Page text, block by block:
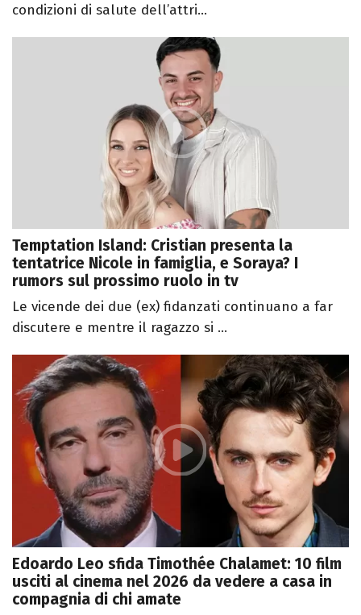
condizioni di salute dell’attri...
Temptation Island: Cristian presenta la
tentatrice Nicole in famiglia, e Soraya? I
rumors sul prossimo ruolo in tv
Le vicende dei due (ex) fidanzati continuano a far
discutere e mentre il ragazzo si ...
Edoardo Leo sfida Timothée Chalamet: 10 film
usciti al cinema nel 2026 da vedere a casa in
compagnia di chi amate